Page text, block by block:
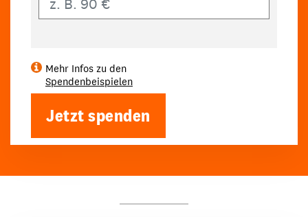
Mehr Infos zu den
Spendenbeispielen
Jetzt spenden